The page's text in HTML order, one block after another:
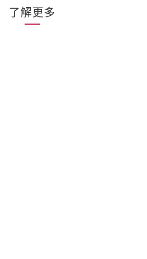
了解更多